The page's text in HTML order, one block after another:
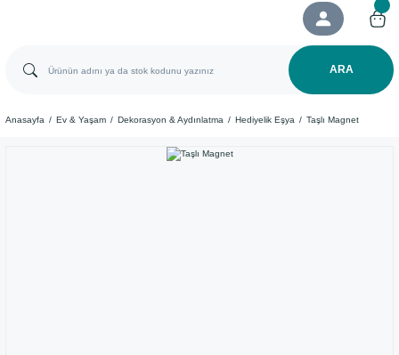
ARA
Anasayfa Ev & Yaşam Dekorasyon & Aydınlatma Hediyelik Eşya Taşlı Magnet